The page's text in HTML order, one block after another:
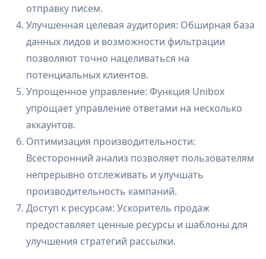
отправку писем.
Улучшенная целевая аудитория: Обширная база
данных лидов и возможности фильтрации
позволяют точно нацеливаться на
потенциальных клиентов.
Упрощенное управление: Функция Unibox
упрощает управление ответами на несколько
аккаунтов.
Оптимизация производительности:
Всесторонний анализ позволяет пользователям
непрерывно отслеживать и улучшать
производительность кампаний.
Доступ к ресурсам: Ускоритель продаж
предоставляет ценные ресурсы и шаблоны для
улучшения стратегий рассылки.